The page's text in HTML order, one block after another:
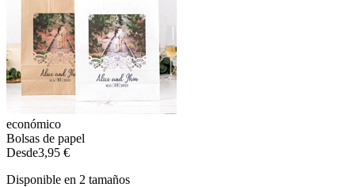
económico
Bolsas de papel
Desde3,95 €
Disponible en 2 tamaños